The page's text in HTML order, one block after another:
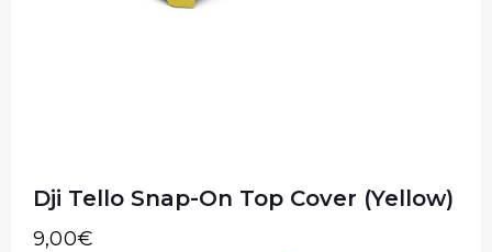
Dji Tello Snap-On Top Cover (Yellow)
9,00€